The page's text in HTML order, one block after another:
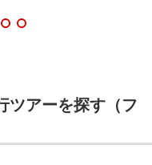
ツアーを探す（フ